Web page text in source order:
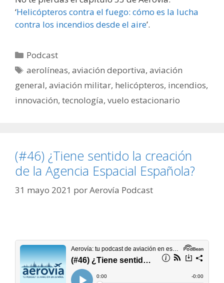
‘Helicópteros contra el fuego: cómo es la lucha
contra los incendios desde el aire’.
Categorías
Podcast
Etiquetas
aerolíneas,aviación deportiva,aviación
general, aviación militar, helicópteros, incendios,
innovación, tecnología, vuelo estacionario
(#46) ¿Tiene sentido la creación
de la Agencia Espacial Española?
31 mayo 2021 porAerovía Podcast